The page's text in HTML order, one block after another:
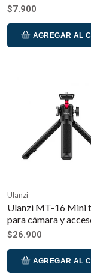
$7.900
AGREGAR AL
Ulanzi
Ulanzi MT-16 Mini
para cámara y
$26.900
AGREGAR AL